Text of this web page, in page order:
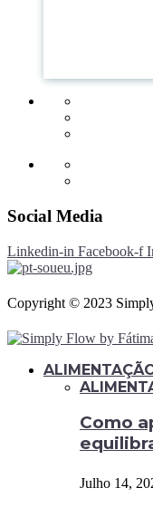
Social Media
Linkedin-in Facebook-f
Copyright © 2023
Como
Julho 14,